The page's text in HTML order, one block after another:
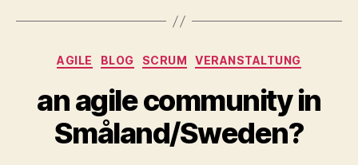
Kategorien
AGILE BLOG SCRUM VERANSTALTUNG
an agile community in
Småland/Sweden?